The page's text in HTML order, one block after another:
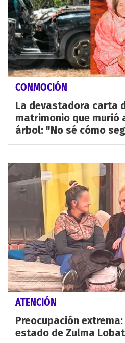
CONMOCIÓN
La devastadora carta
matrimonio que murió
árbol: "No sé cómo
ATENCIÓN
Preocupación
estado de Zulma